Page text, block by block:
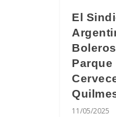
El
Parque
11/05/2025